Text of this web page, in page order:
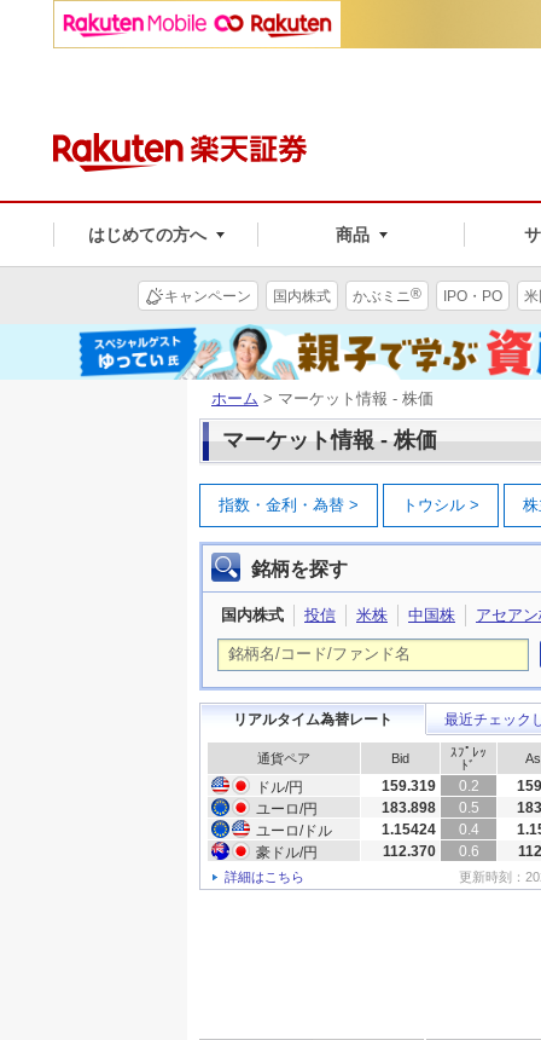
はじめての方へ 商品
キャンペーン 国内株式 かぶミニ® IPO・PO
ホーム > マーケット情報 - 株価
マーケット情報 - 株価
指数・金利・為替 > トウシル >
銘柄を探す
国内株式 投信 米株 中国株 アセア
リアルタイム為替レート 最近チェック
通貨ペア Bid
ｽﾌﾟﾚｯ
ﾄﾞ
ドル/円 159.319 0.2
ユーロ/円
183.898 0.5
ユーロ/ドル
1.15424 0.4
豪ドル/円
112.370 0.6
詳細はこちら 更新時刻：